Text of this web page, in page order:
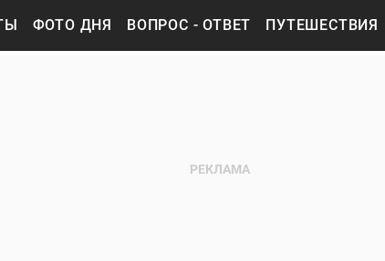
ФОТО ДНЯ ВОПРОС - ОТВЕТ ПУТЕШЕСТВИЯ